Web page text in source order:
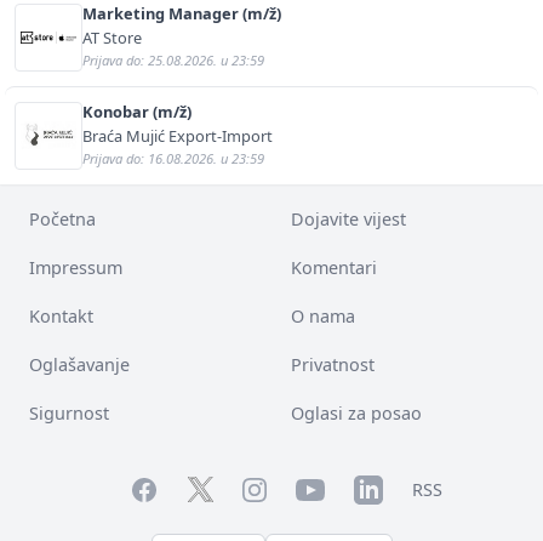
Marketing Manager (m/ž)
AT Store
Prijava do: 25.08.2026. u 23:59
Konobar (m/ž)
Braća Mujić Export-Import
Prijava do: 16.08.2026. u 23:59
Početna Dojavite vijest
Impressum Komentari
Kontakt O nama
Oglašavanje Privatnost
Sigurnost Oglasi za posao
FacebookTwitterInstagramYouTubeLinkedInRSS